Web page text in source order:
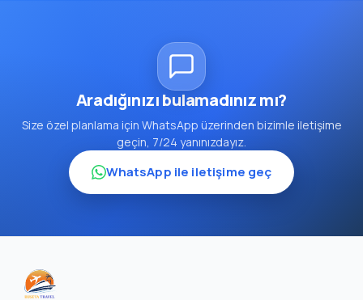
Aradığınızı bulamadınız mı?
Size özel planlama için WhatsApp üzerinden bizimle iletişime
geçin, 7/24 yanınızdayız.
WhatsApp ile iletişime geç